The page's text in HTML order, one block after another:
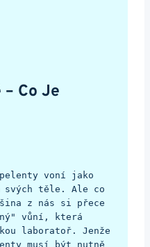
Co Je
voní jako
svých těle. Ale co
z nás si přece
vůní, která
laboratoř. Jenže
musí být nutně